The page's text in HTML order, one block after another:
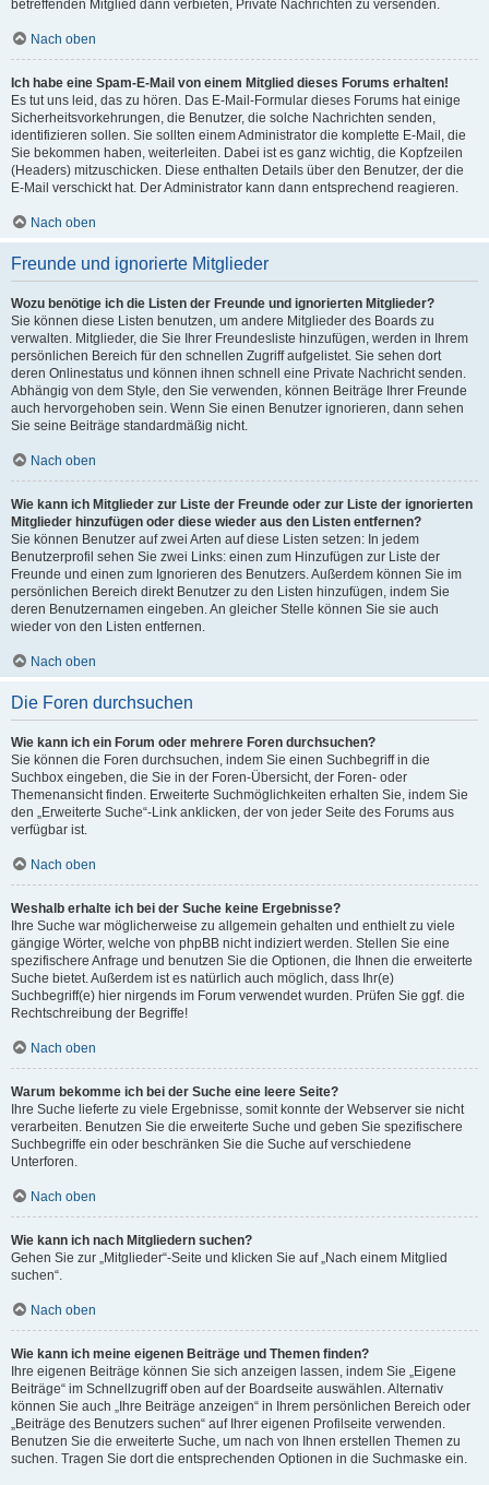
betreffenden Mitglied dann verbieten, Private Nachrichten zu versenden.
Nach oben
Ich habe eine Spam-E-Mail von einem Mitglied dieses Forums erhalten!
Es tut uns leid, das zu hören. Das E-Mail-Formular dieses Forums hat einige
Sicherheitsvorkehrungen, die Benutzer, die solche Nachrichten senden,
identifizieren sollen. Sie sollten einem Administrator die komplette E-Mail, die
Sie bekommen haben, weiterleiten. Dabei ist es ganz wichtig, die Kopfzeilen
(Headers) mitzuschicken. Diese enthalten Details über den Benutzer, der die
E-Mail verschickt hat. Der Administrator kann dann entsprechend reagieren.
Nach oben
Freunde und ignorierte Mitglieder
Wozu benötige ich die Listen der Freunde und ignorierten Mitglieder?
Sie können diese Listen benutzen, um andere Mitglieder des Boards zu
verwalten. Mitglieder, die Sie Ihrer Freundesliste hinzufügen, werden in Ihrem
persönlichen Bereich für den schnellen Zugriff aufgelistet. Sie sehen dort
deren Onlinestatus und können ihnen schnell eine Private Nachricht senden.
Abhängig von dem Style, den Sie verwenden, können Beiträge Ihrer Freunde
auch hervorgehoben sein. Wenn Sie einen Benutzer ignorieren, dann sehen
Sie seine Beiträge standardmäßig nicht.
Nach oben
Wie kann ich Mitglieder zur Liste der Freunde oder zur Liste der ignorierten
Mitglieder hinzufügen oder diese wieder aus den Listen entfernen?
Sie können Benutzer auf zwei Arten auf diese Listen setzen: In jedem
Benutzerprofil sehen Sie zwei Links: einen zum Hinzufügen zur Liste der
Freunde und einen zum Ignorieren des Benutzers. Außerdem können Sie im
persönlichen Bereich direkt Benutzer zu den Listen hinzufügen, indem Sie
deren Benutzernamen eingeben. An gleicher Stelle können Sie sie auch
wieder von den Listen entfernen.
Nach oben
Die Foren durchsuchen
Wie kann ich ein Forum oder mehrere Foren durchsuchen?
Sie können die Foren durchsuchen, indem Sie einen Suchbegriff in die
Suchbox eingeben, die Sie in der Foren-Übersicht, der Foren- oder
Themenansicht finden. Erweiterte Suchmöglichkeiten erhalten Sie, indem Sie
den „Erweiterte Suche“-Link anklicken, der von jeder Seite des Forums aus
verfügbar ist.
Nach oben
Weshalb erhalte ich bei der Suche keine Ergebnisse?
Ihre Suche war möglicherweise zu allgemein gehalten und enthielt zu viele
gängige Wörter, welche von phpBB nicht indiziert werden. Stellen Sie eine
spezifischere Anfrage und benutzen Sie die Optionen, die Ihnen die erweiterte
Suche bietet. Außerdem ist es natürlich auch möglich, dass Ihr(e)
Suchbegriff(e) hier nirgends im Forum verwendet wurden. Prüfen Sie ggf. die
Rechtschreibung der Begriffe!
Nach oben
Warum bekomme ich bei der Suche eine leere Seite?
Ihre Suche lieferte zu viele Ergebnisse, somit konnte der Webserver sie nicht
verarbeiten. Benutzen Sie die erweiterte Suche und geben Sie spezifischere
Suchbegriffe ein oder beschränken Sie die Suche auf verschiedene
Unterforen.
Nach oben
Wie kann ich nach Mitgliedern suchen?
Gehen Sie zur „Mitglieder“-Seite und klicken Sie auf „Nach einem Mitglied
suchen“.
Nach oben
Wie kann ich meine eigenen Beiträge und Themen finden?
Ihre eigenen Beiträge können Sie sich anzeigen lassen, indem Sie „Eigene
Beiträge“ im Schnellzugriff oben auf der Boardseite auswählen. Alternativ
können Sie auch „Ihre Beiträge anzeigen“ in Ihrem persönlichen Bereich oder
„Beiträge des Benutzers suchen“ auf Ihrer eigenen Profilseite verwenden.
Benutzen Sie die erweiterte Suche, um nach von Ihnen erstellen Themen zu
suchen. Tragen Sie dort die entsprechenden Optionen in die Suchmaske ein.